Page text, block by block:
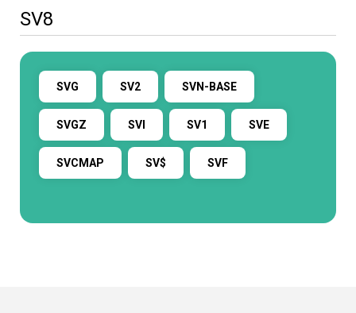
SV8
SVG SV2 SVN-BASE
SVGZ SVI SV1 SVE
SVCMAP SV$ SVF